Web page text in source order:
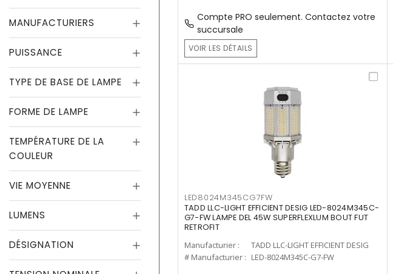
MANUFACTURIERS
PUISSANCE
TYPE DE BASE DE LAMPE
FORME DE LAMPE
TEMPÉRATURE DE LA
COULEUR
VIE MOYENNE
LUMENS
DÉSIGNATION
Compte PRO seulement. Contactez votre
succursale
VOIR LES DÉTAILS
LED8024M345CG7FW
TADD LLC-LIGHT EFFICIENT DESIG LED-8024M345C-
G7-FW LAMPE DEL 45W SUPERFLEXLUM BOUT FUT
RETROFIT
Manufacturier :
TADD LLC-LIGHT EFFICIENT DESIG
# Manufacturier : LED-8024M345C-G7-FW